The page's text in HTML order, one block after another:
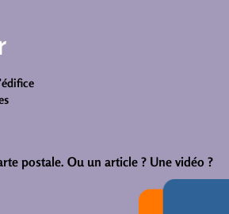
postale. Ou un article ? Une vidéo ?